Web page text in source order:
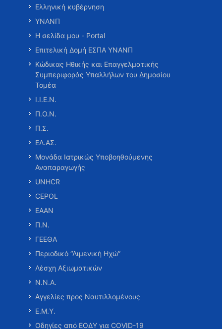
Ελληνική κυβέρνηση
ΥΝΑΝΠ
Η σελίδα μου - Portal
Επιτελική Δομή ΕΣΠΑ ΥΝΑΝΠ
Κώδικας Ηθικής και Επαγγελματικής
Συμπεριφοράς Υπαλλήλων του Δημοσίου
Τομέα
Ι.Ι.Ε.Ν.
Π.Ο.Ν.
Π.Σ.
ΕΛ.ΑΣ.
Μονάδα Ιατρικώς Υποβοηθούμενης
Αναπαραγωγής
UNHCR
CEPOL
ΕΑΑΝ
Π.Ν.
ΓΕΕΘΑ
Περιοδικό “Λιμενική Ηχώ”
Λέσχη Αξιωματικών
Ν.Ν.Α.
Αγγελίες προς Ναυτιλλομένους
Ε.Μ.Υ.
Οδηγίες από ΕΟΔΥ για COVID-19